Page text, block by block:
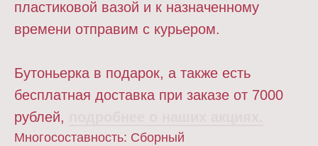
пластиковой вазой и к назначенному
времени отправим с курьером.
Бутоньерка в подарок, а также есть
бесплатная доставка при заказе от 7000
рублей,
Многосоставность: Сборный